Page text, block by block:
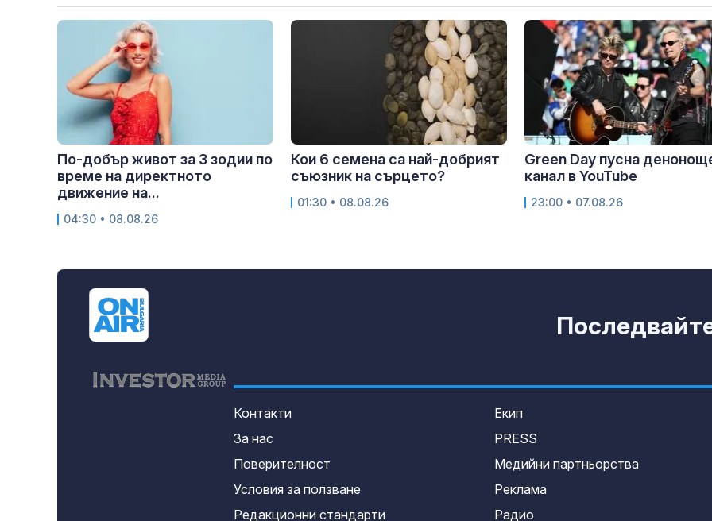
По-добър живот за 3 зодии по
време на директното
движение на...
04:30 • 08.08.26
Кои 6 семена са най-добрият
съюзник на сърцето?
01:30 • 08.08.26
Green Day пусна
канал в YouTube
23:00 • 07.08.26
Контакти
За нас
Поверителност
Условия за ползване
Редакционни стандарти
Екип
PRESS
Медийни партньорства
Реклама
Радио